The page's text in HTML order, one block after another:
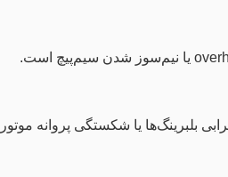
بلبرینگ‌ها یا شکستگی پروانه موتور